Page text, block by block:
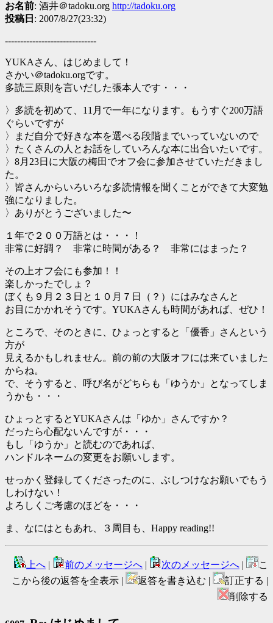
お名前: 酒井＠tadoku.org http://tadoku.org
投稿日 : 2007/8/27(23:32)
------------------------------
YUKAさん、はじめまして！
さかい＠tadoku.orgです。
多読三原則を言いだした張本人です・・・
〉多読を初めて、11月で一年になります。もうすぐ200万語
ぐらいですが
〉まだ自分で好きな本を選べる段階までいっていないので
〉たくさんの人とお話をしていろんな本に出合いたいです。
〉8月23日に大阪の梅田でオフ会に参加させていただきまし
た。
〉皆さんからいろいろな多読情報を聞くことができて大変勉
強になりました。
〉ありがとうございました〜
１年で２００万語とは・・・！
非常に好調？ 非常に時間がある？ 非常にはまった？
その上オフ会にも参加！！
楽しかったでしょ？
ぼくも９月２３日と１０月７日（？）にはみなさんと
お目にかかれそうです。YUKAさんも時間があれば、ぜひ！
ところで、そのときに、ひょっとすると「優香」さんという
方が
見えるかもしれません。前の前の大阪オフには来ていました
からね。
で、そうすると、呼び名がどちらも「ゆうか」となってしま
うかも・・・
ひょっとするとYUKAさんは「ゆか」さんですか？
だったら心配ないんですが・・・
もし「ゆうか」と読むのであれば、
ハンドルネームの変更をお願いします。
せっかく登録してくださったのに、ぶしつけなお願いでもう
しわけない！
よろしくご考慮のほどを・・・
ま、なにはともあれ、３周目も、Happy reading!!
上へ | 前のメッセージへ | 次のメッセージへ |
こ
こから後の返答を全表示 |
返答を書き込む |
訂正する |
削除する